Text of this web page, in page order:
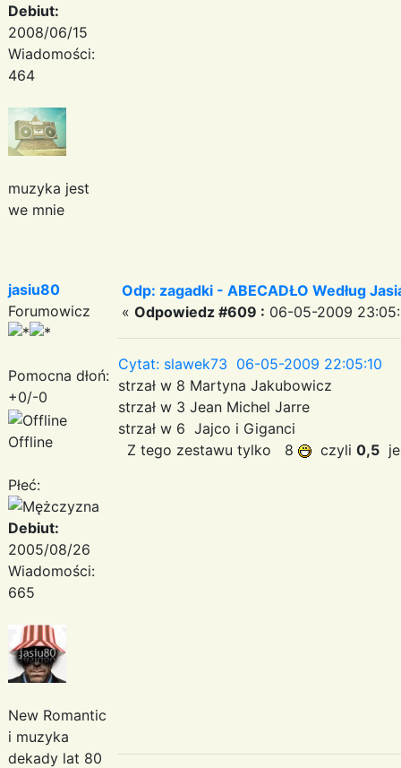
Debiut:
2008/06/15
Wiadomości:
464
muzyka jest
we mnie
jasiu80
Forumowicz
Pomocna dłoń:
+0/-0
Offline
Płeć:
Debiut:
2005/08/26
Wiadomości:
665
New Romantic
i muzyka
dekady lat 80
Odp: zagadki - ABECADŁO Według
« Odpowiedz #609 : 06-05-2009
Cytat: slawek73 06-05-2009 22:05:10
strzał w 8 Martyna Jakubowicz
strzał w 3 Jean Michel Jarre
strzał w 6 Jajco i Giganci
Z tego zestawu tylko 8
czyli 0,5